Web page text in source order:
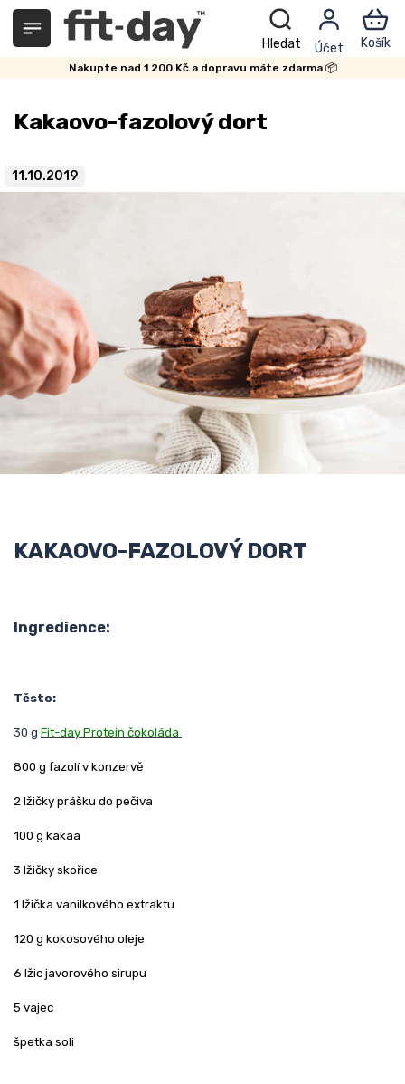
Přejít
obsah
Nakupte nad 1 200 Kč a dopravu máte zdarma 📦
Kakaovo-fazolový dort
11.10.2019
KAKAOVO-FAZOLOVÝ DORT
Ingredience:
Těsto:
30 g Fit-day Protein čokoláda
800 g fazolí v konzervě
2 lžičky prášku do pečiva
100 g kakaa
3 lžičky skořice
1 lžička vanilkového extraktu
120 g kokosového oleje
6 lžic javorového sirupu
5 vajec
špetka soli